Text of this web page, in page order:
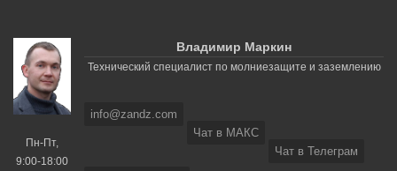
Пн-Пт,
9:00-18:00
Владимир Маркин
Технический специалист по молниезащите и заземлению
info@zandz.com
Чат в МАКС
Чат в Телеграм